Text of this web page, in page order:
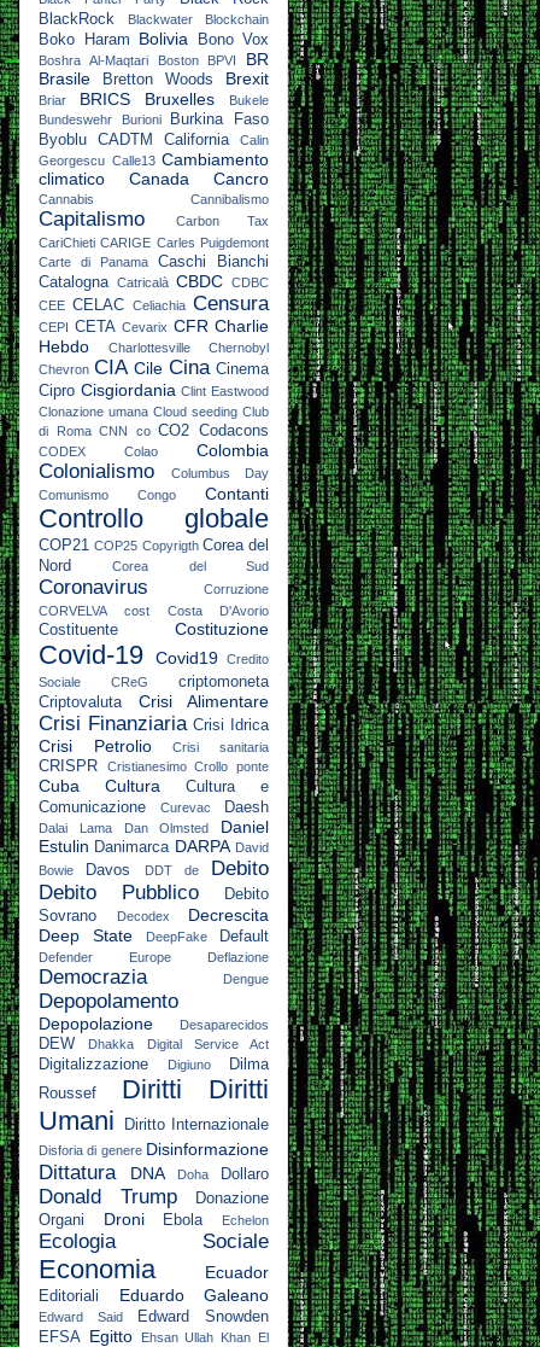
BlackRock
Blackwater Blockchain
Boko Haram Bolivia Bono Vox
Boshra Al-Maqtari Boston BPVI
BR
Brasile
Bretton Woods Brexit
Briar BRICS Bruxelles
Bukele
Bundeswehr
Burioni
Burkina Faso
Byoblu
CADTM California
Calin
Georgescu Calle13 Cambiamento
climatico
Canada Cancro
Cannabis Cannibalismo
Capitalismo
Carbon Tax
CariChieti CARIGE Carles Puigdemont
Carte di Panama
Caschi Bianchi
Catalogna Catricalà CBDC CDBC
CEE CELAC Celiachia Censura
CEPI CETA Cevarix CFR Charlie
Hebdo
Charlottesville
Chernobyl
Chevron CIA Cile Cina Cinema
Cipro Cisgiordania Clint Eastwood
Clonazione umana Cloud seeding Club
di Roma CNN co CO2 Codacons
CODEX Colao Colombia
Colonialismo
Columbus Day
Comunismo
Congo Contanti
Controllo globale
COP21 COP25 Copyrigth Corea del
Nord
Corea del Sud
Coronavirus
Corruzione
CORVELVA
cost Costa D'Avorio
Costituente Costituzione
Covid-19 Covid19
Credito
Sociale
CReG
criptomoneta
Criptovaluta
Crisi Alimentare
Crisi Finanziaria Crisi Idrica
Crisi Petrolio Crisi sanitaria
CRISPR Cristianesimo Crollo ponte
Cuba Cultura
Cultura e
Comunicazione
Curevac Daesh
Dalai Lama Dan Olmsted
Daniel
Estulin Danimarca DARPA David
Bowie
Davos DDT de
Debito
Debito Pubblico
Debito
Sovrano
Decodex
Decrescita
Deep State
DeepFake Default
Defender Europe Deflazione
Democrazia Dengue
Depopolamento
Depopolazione Desaparecidos
DEW Dhakka Digital Service Act
Digitalizzazione Digiuno
Dilma
Roussef
Diritti
Diritti
Umani
Diritto Internazionale
Disforia di genere Disinformazione
Dittatura DNA Doha Dollaro
Donald Trump
Donazione
Organi
Droni Ebola Echelon
Ecologia Sociale
Economia Ecuador
Editoriali Eduardo Galeano
Edward Said
Edward Snowden
EFSA Egitto Ehsan Ullah Khan El